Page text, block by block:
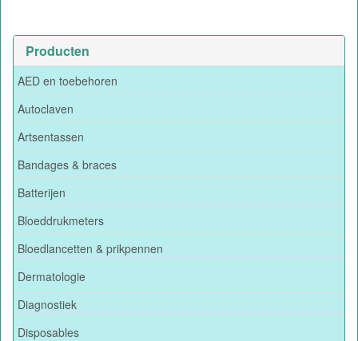
Producten
AED en toebehoren
Autoclaven
Artsentassen
Bandages & braces
Batterijen
Bloeddrukmeters
Bloedlancetten & prikpennen
Dermatologie
Diagnostiek
Disposables